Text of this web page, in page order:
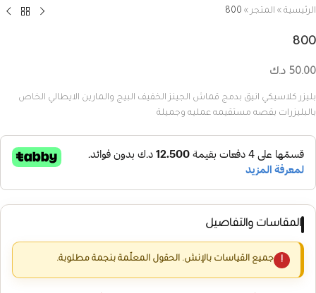
الرئيسية » المتجر »
800
800
50.00 د.ك
بليزر كلاسيكي انيق بدمج قماش الجينز الخفيف البيج والمارين الايطالي الخاص
بالبليزرات بقصه مستقيمه عمليه وجميلة
المقاسات والتفاصيل
جميع القياسات بالإنش. الحقول المعلّمة بنجمة مطلوبة.